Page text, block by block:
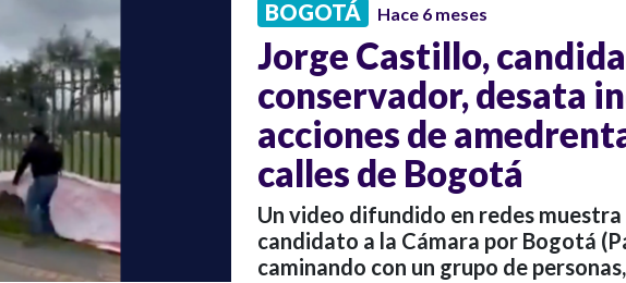
BOGOTÁ Hace 6 meses
Jorge Castillo,
conservador, desata
acciones de
calles de Bogotá
Un video difundido en redes
candidato a la Cámara por Bogotá
caminando con un grupo de